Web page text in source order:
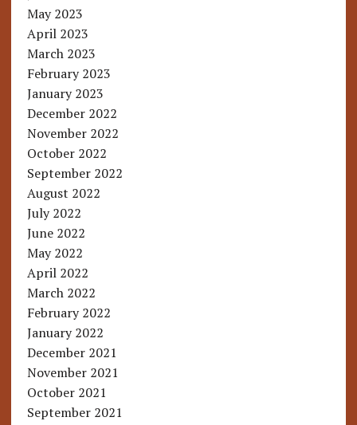
May 2023
April 2023
March 2023
February 2023
January 2023
December 2022
November 2022
October 2022
September 2022
August 2022
July 2022
June 2022
May 2022
April 2022
March 2022
February 2022
January 2022
December 2021
November 2021
October 2021
September 2021